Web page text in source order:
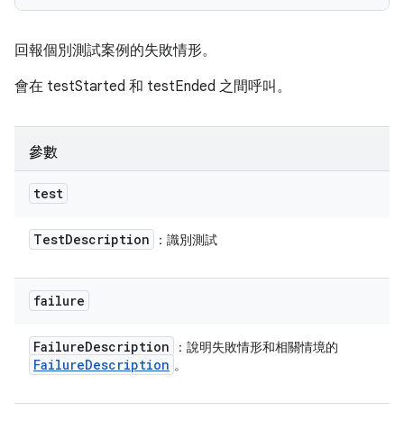
回報個別測試案例的失敗情形。
會在 testStarted 和 testEnded 之間呼叫。
參數
test
TestDescription ：識別測試
failure
FailureDescription ：說明失敗情形和相關情境的
FailureDescription 。